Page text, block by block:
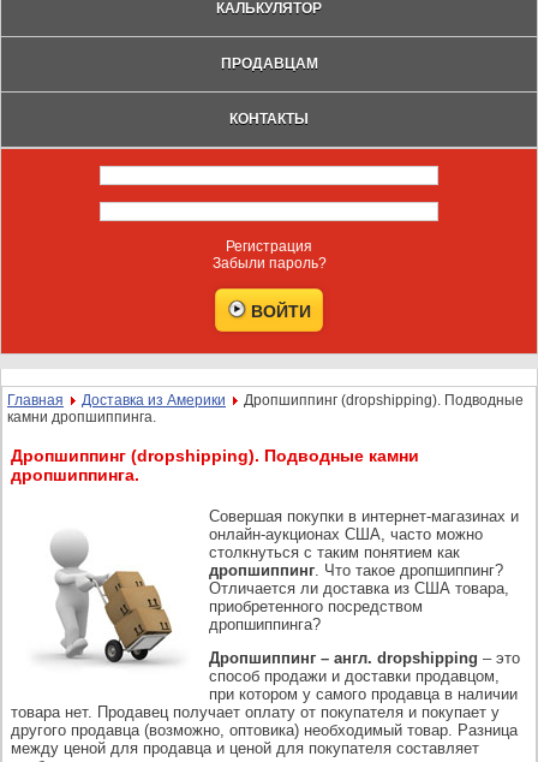
КАЛЬКУЛЯТОР
ПРОДАВЦАМ
КОНТАКТЫ
Регистрация
Забыли пароль?
Главная Доставка из Америки
Дропшиппинг (dropshipping). Подводные
камни дропшиппинга.
Дропшиппинг (dropshipping). Подводные камни
дропшиппинга.
Совершая покупки в интернет-магазинах и
онлайн-аукционах США, часто можно
столкнуться с таким понятием как
дропшиппинг. Что такое дропшиппинг?
Отличается ли доставка из США товара,
приобретенного посредством
дропшиппинга?
Дропшиппинг – англ. dropshipping – это
способ продажи и доставки продавцом,
при котором у самого продавца в наличии
товара нет. Продавец получает оплату от покупателя и покупает у
другого продавца (возможно, оптовика) необходимый товар. Разница
между ценой для продавца и ценой для покупателя составляет